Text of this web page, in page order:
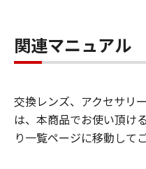
関連マニュアル
交換レンズ、アクセサリ
は、本商品でお使い頂け
り一覧ページに移動して